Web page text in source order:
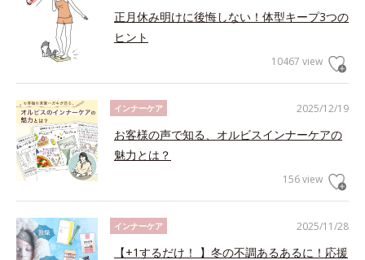
正月休み明けに後悔しない！体型キープ3つの
ヒント
10467 view
2025/12/19
インナーケア
お客様の声で知る、オルビスインナーケアの
魅力とは？
156 view
2025/11/28
インナーケア
【+1するだけ！ 】冬の不調あるあるに！応援